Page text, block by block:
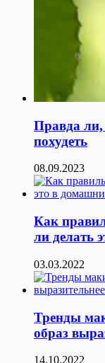
Правда ли,
похудеть
08.09.2023
Как
ли делать
03.03.2022
Тренды
образ
14.10.2022